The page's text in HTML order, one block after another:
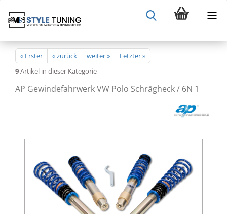
« Erster « zurück weiter »
Letzter »
9Artikel in dieser Kategorie
AP Gewindefahrwerk VW Polo Schrägheck / 6N 1